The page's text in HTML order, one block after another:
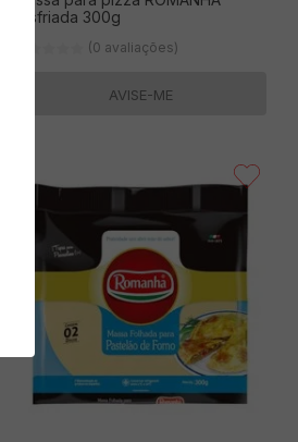
resfriada 300g
(0 avaliações)
AVISE-ME